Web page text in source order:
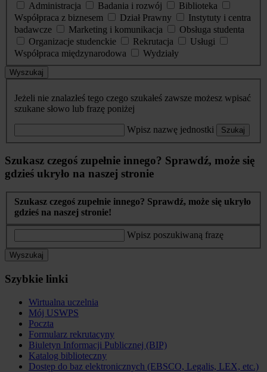
Administracja
Badania i rozwój
Biblioteka
Współpraca z biznesem
Dział Prawny
Instytuty i centra
badawcze
Marketing i komunikacja
Obsługa studenta
Organizacje studenckie
Rekrutacja
Usługi
Współpraca międzynarodowa
Wydziały
Wyszukaj
Jeżeli nie znalazłeś tego czego szukałeś zawsze możesz wpisać
szukane słowo lub frazę poniżej
Wpisz nazwę jednostki Szukaj
Szukasz czegoś zupełnie innego? Sprawdź, może się
gdzieś ukryło na naszej stronie
Szukasz czegoś zupełnie innego? Sprawdź, może się ukryło
gdzieś na naszej stronie!
Wpisz poszukiwaną frazę
Wyszukaj
Szybkie linki
Wirtualna uczelnia
Mój USWPS
Poczta
Formularz rekrutacyny
Biuletyn Informacji Publicznej (BIP)
Katalog biblioteczny
Dostęp do baz elektronicznych (EBSCO, Legalis, LEX, etc.)